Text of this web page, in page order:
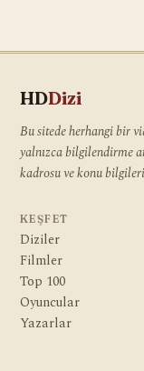
HDDizi
Bu sitede herhangi bir
yalnızca bilgilendirme
kadrosu ve konu
KEŞFET
Diziler
Filmler
Top 100
Oyuncular
Yazarlar